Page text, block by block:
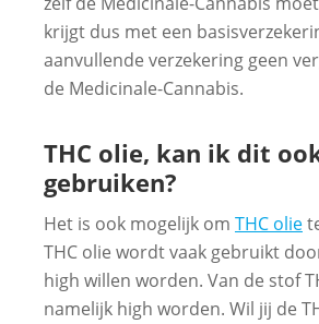
krijgt dus met een
aanvullende verzekering geen
de Medicinale-Cannabis.
THC olie, kan ik dit
gebruiken?
Het is ook mogelijk om THC olie
THC olie wordt vaak gebruikt
high willen worden. Van de stof
namelijk high worden. Wil jij de